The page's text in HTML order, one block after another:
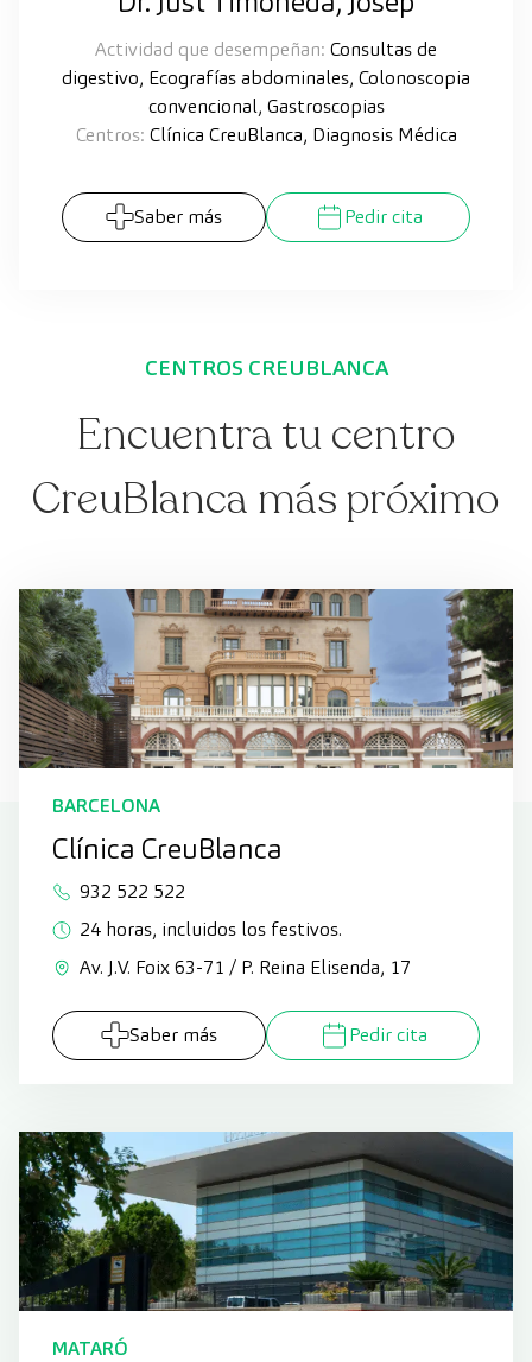
Actividad que desempeñan: Consultas de
digestivo, Ecografías abdominales, Colonoscopia
convencional, Gastroscopias
Centros: Clínica CreuBlanca, Diagnosis Médica
Saber más Pedir cita
CENTROS CREUBLANCA
Encuentra tu centro
CreuBlanca más próximo
BARCELONA
Clínica CreuBlanca
932 522 522
24 horas, incluidos los festivos.
Av. J.V. Foix 63-71 / P. Reina Elisenda, 17
Saber más Pedir cita
MATARÓ